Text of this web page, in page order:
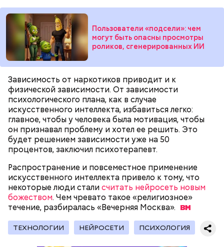
Пользователи «подсели»: чем
могут быть опасны просмотры
роликов, сгенерированных ИИ
Зависимость от наркотиков приводит и к
физической зависимости. От зависимости
психологического плана, как в случае
искусственного интеллекта, избавиться легко:
главное, чтобы у человека была мотивация, чтобы
он признавал проблему и хотел ее решить. Это
будет решением зависимости уже на 50
процентов, заключил психотерапевт.
Распространение и повсеместное применение
искусственного интеллекта привело к тому, что
некоторые люди сталисчитать нейросеть новым
божеством. Чем чревато такое «религиозное»
течение, разбиралась «Вечерняя Москва».
ТЕХНОЛОГИИ НЕЙРОСЕТИ ПСИХОЛОГИЯ
— Кабачки, порезанные кубиками, нужно легко
обжарить на сковороде. К ним добавляются зелень
петрушки, чеснок, соль и оливковое масло.
Получается очень вкусно, — поделился рецептом
Копылов.
с сахарным диабетом;
лишним весом.
— В дыне содержится много сахара, который
представлен фруктозой. С одной стороны — это
хорошо, потому что дает энергию. Но важно
помнить, что сладкими дынями не нужно сильно
увлекаться, так же как и арбузами, людям с
сахарным диабетом и лишним весом, —
подчеркнула доктор.